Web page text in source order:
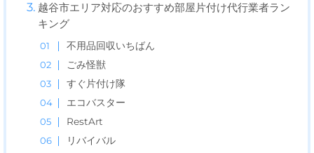
越谷市エリア対応のおすすめ部屋片付け代行業者ラン
キング
不用品回収いちばん
ごみ怪獣
すぐ片付け隊
エコバスター
RestArt
リバイバル